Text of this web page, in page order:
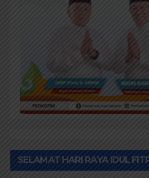
SELAMAT HARI RAYA IDUL